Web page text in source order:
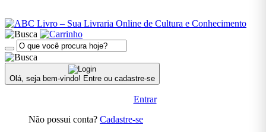
Saramago
Ficção,
Leon
Tolstói
Ficção,
Olá, seja bem-vindo! Entre ou cadastre-se
Entrar
Não possui conta? Cadastre-se